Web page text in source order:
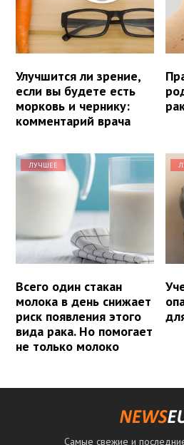
Улучшится ли зрение,
если вы будете есть
морковь и чернику:
комментарий врача
ЛУЧШЕЕ
Всего один стакан
молока в день снижает
риск появления этого
вида рака. Но помогает
не только молоко
Самые свежие и